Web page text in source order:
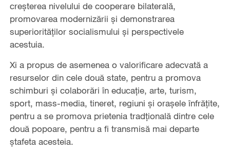
creșterea nivelului de cooperare bilaterală,
promovarea modernizării și demonstrarea
superiorităților socialismului și perspectivele
acestuia.
Xi a propus de asemenea o valorificare adecvată a
resurselor din cele două state, pentru a promova
schimburi și colaborări în educație, arte, turism,
sport, mass-media, tineret, regiuni și orașele înfrățite,
pentru a se promova prietenia tradțională dintre cele
două popoare, pentru a fi transmisă mai departe
ștafeta acesteia.